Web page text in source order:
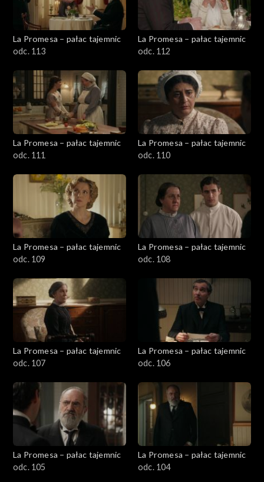
La Promesa – pałac tajemnic
odc. 113
La Promesa – pałac tajemnic
odc. 112
La Promesa – pałac tajemnic
odc. 111
La Promesa – pałac tajemnic
odc. 110
La Promesa – pałac tajemnic
odc. 109
La Promesa – pałac tajemnic
odc. 108
La Promesa – pałac tajemnic
odc. 107
La Promesa – pałac tajemnic
odc. 106
La Promesa – pałac tajemnic
odc. 105
La Promesa – pałac tajemnic
odc. 104